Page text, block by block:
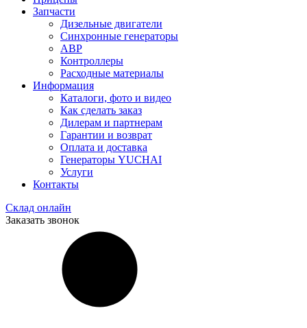
Запчасти
Дизельные двигатели
Синхронные генераторы
АВР
Контроллеры
Расходные материалы
Информация
Каталоги, фото и видео
Как сделать заказ
Дилерам и партнерам
Гарантии и возврат
Оплата и доставка
Генераторы YUCHAI
Услуги
Контакты
Склад онлайн
Заказать звонок